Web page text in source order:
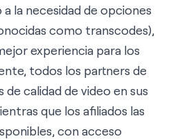
la necesidad de opciones
como transcodes),
experiencia para los
todos los partners de
calidad de video en sus
que los afiliados las
con acceso